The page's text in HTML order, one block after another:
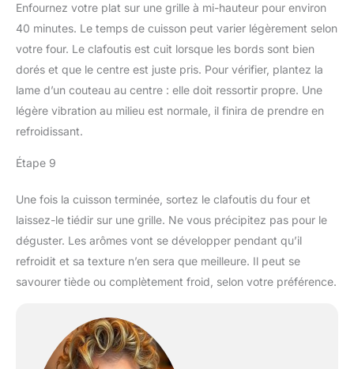
Enfournez votre plat sur une grille à mi-hauteur pour environ
40 minutes. Le temps de cuisson peut varier légèrement selon
votre four. Le clafoutis est cuit lorsque les bords sont bien
dorés et que le centre est juste pris. Pour vérifier, plantez la
lame d’un couteau au centre : elle doit ressortir propre. Une
légère vibration au milieu est normale, il finira de prendre en
refroidissant.
Étape 9
Une fois la cuisson terminée, sortez le clafoutis du four et
laissez-le tiédir sur une grille. Ne vous précipitez pas pour le
déguster. Les arômes vont se développer pendant qu’il
refroidit et sa texture n’en sera que meilleure. Il peut se
savourer tiède ou complètement froid, selon votre préférence.